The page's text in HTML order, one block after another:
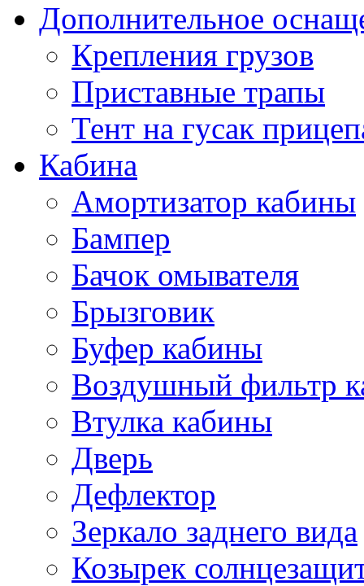
Дополнительное
Крепления грузов
Приставные трапы
Тент на гусак
Кабина
Амортизатор кабины
Бампер
Бачок омывателя
Брызговик
Буфер кабины
Воздушный фильтр
Втулка кабины
Дверь
Дефлектор
Зеркало заднего вида
Козырек